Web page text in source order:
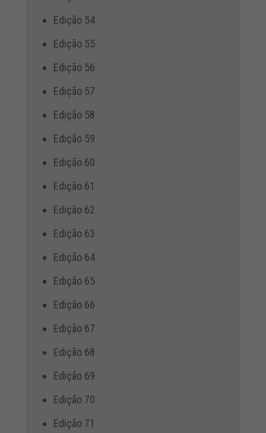
Edição 54
Edição 55
Edição 56
Edição 57
Edição 58
Edição 59
Edição 60
Edição 61
Edição 62
Edição 63
Edição 64
Edição 65
Edição 66
Edição 67
Edição 68
Edição 69
Edição 70
Edição 71